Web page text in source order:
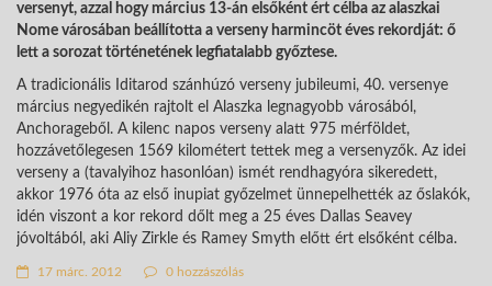
versenyt, azzal hogy március 13-án elsőként ért célba az alaszkai
Nome városában beállította a verseny harmincöt éves rekordját: ő
lett a sorozat történetének legfiatalabb győztese.
A tradicionális Iditarod szánhúzó verseny jubileumi, 40. versenye
március negyedikén rajtolt el Alaszka legnagyobb városából,
Anchorageből. A kilenc napos verseny alatt 975 mérföldet,
hozzávetőlegesen 1569 kilométert tettek meg a versenyzők. Az idei
verseny a (tavalyihoz hasonlóan) ismét rendhagyóra sikeredett,
akkor 1976 óta az első inupiat győzelmet ünnepelhették az őslakók,
idén viszont a kor rekord dőlt meg a 25 éves Dallas Seavey
jóvoltából, aki Aliy Zirkle és Ramey Smyth előtt ért elsőként célba.
17 márc. 2012 0 hozzászólás